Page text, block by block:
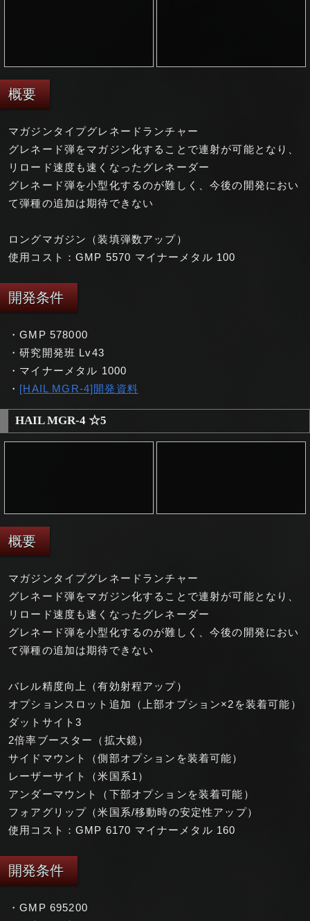
概要
マガジンタイプグレネードランチャー
グレネード弾をマガジン化することで連射が可能となり、
リロード速度も速くなったグレネーダー
グレネード弾を小型化するのが難しく、今後の開発におい
て弾種の追加は期待できない
ロングマガジン（装填弾数アップ）
使用コスト：GMP 5570 マイナーメタル 100
開発条件
・GMP 578000
・研究開発班 Lv43
・マイナーメタル 1000
・ [HAIL MGR-4]開発資料
HAIL MGR-4 ☆5
概要
マガジンタイプグレネードランチャー
グレネード弾をマガジン化することで連射が可能となり、
リロード速度も速くなったグレネーダー
グレネード弾を小型化するのが難しく、今後の開発におい
て弾種の追加は期待できない
バレル精度向上（有効射程アップ）
オプションスロット追加（上部オプション×2を装着可能）
ダットサイト3
2倍率ブースター（拡大鏡）
サイドマウント（側部オプションを装着可能）
レーザーサイト（米国系1）
アンダーマウント（下部オプションを装着可能）
フォアグリップ（米国系/移動時の安定性アップ）
使用コスト：GMP 6170 マイナーメタル 160
開発条件
・GMP 695200